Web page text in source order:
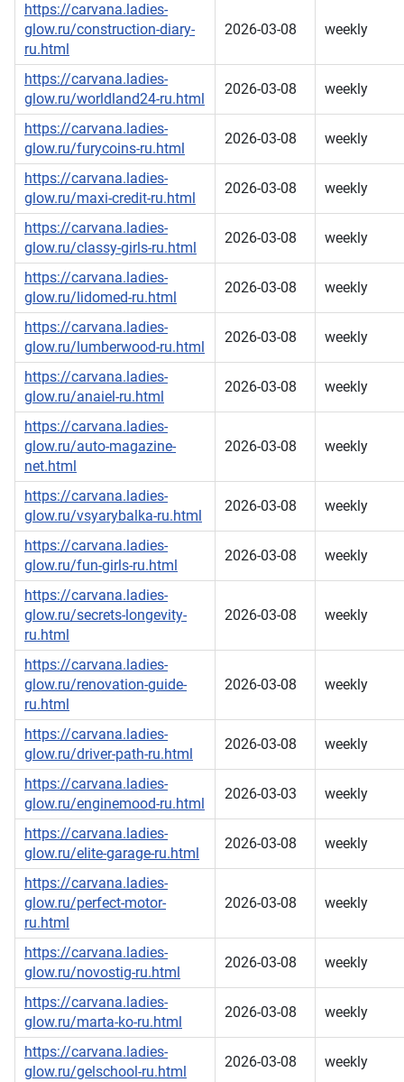
https://carvana.ladies-
glow.ru/construction-diary-
ru.html
2026-03-08 weekly
https://carvana.ladies-
glow.ru/worldland24-ru.html
2026-03-08 weekly
https://carvana.ladies-
glow.ru/furycoins-ru.html
2026-03-08 weekly
https://carvana.ladies-
glow.ru/maxi-credit-ru.html
2026-03-08 weekly
https://carvana.ladies-
glow.ru/classy-girls-ru.html
2026-03-08 weekly
https://carvana.ladies-
glow.ru/lidomed-ru.html
2026-03-08 weekly
https://carvana.ladies-
glow.ru/lumberwood-ru.html
2026-03-08 weekly
https://carvana.ladies-
glow.ru/anaiel-ru.html
2026-03-08 weekly
https://carvana.ladies-
glow.ru/auto-magazine-
net.html
2026-03-08 weekly
https://carvana.ladies-
glow.ru/vsyarybalka-ru.html
2026-03-08 weekly
https://carvana.ladies-
glow.ru/fun-girls-ru.html
2026-03-08 weekly
https://carvana.ladies-
glow.ru/secrets-longevity-
ru.html
2026-03-08 weekly
https://carvana.ladies-
glow.ru/renovation-guide-
ru.html
2026-03-08 weekly
https://carvana.ladies-
glow.ru/driver-path-ru.html
2026-03-08 weekly
https://carvana.ladies-
glow.ru/enginemood-ru.html
2026-03-03 weekly
https://carvana.ladies-
glow.ru/elite-garage-ru.html
2026-03-08 weekly
https://carvana.ladies-
glow.ru/perfect-motor-
ru.html
2026-03-08 weekly
https://carvana.ladies-
glow.ru/novostig-ru.html
2026-03-08 weekly
https://carvana.ladies-
glow.ru/marta-ko-ru.html
2026-03-08 weekly
https://carvana.ladies-
glow.ru/gelschool-ru.html
2026-03-08 weekly